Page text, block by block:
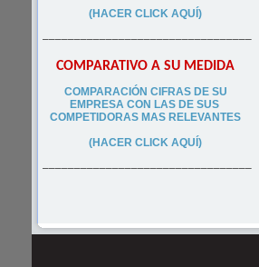
(HACER CLICK AQUÍ)
–––––––––––––––––––––––––––––––––
COMPARATIVO A SU MEDIDA
COMPARACIÓN CIFRAS DE SU
EMPRESA CON LAS DE SUS
COMPETIDORAS MAS RELEVANTES
(HACER CLICK AQUÍ)
–––––––––––––––––––––––––––––––––